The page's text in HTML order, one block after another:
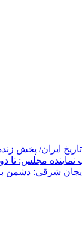
نماینده مجلس: تا
شرقی: دشمن